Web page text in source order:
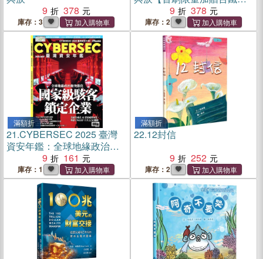
9
378
庫存：3
保安康紀念車票】
9 378
庫存：2
滿額折
21.CYBERSEC 2025 臺灣
資安年鑑：全球地緣政治衝
突激化，國家級駭客鎖定企
9 161
庫存：1
滿額折
22.12封信
9
252
庫存：2